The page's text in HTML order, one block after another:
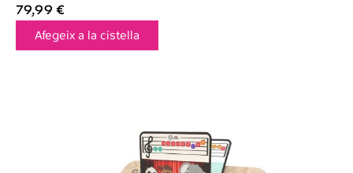
79,99 €
Afegeix a la cistella